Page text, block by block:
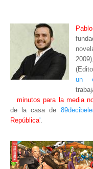
un
minutos para la media
de la casa de
República'